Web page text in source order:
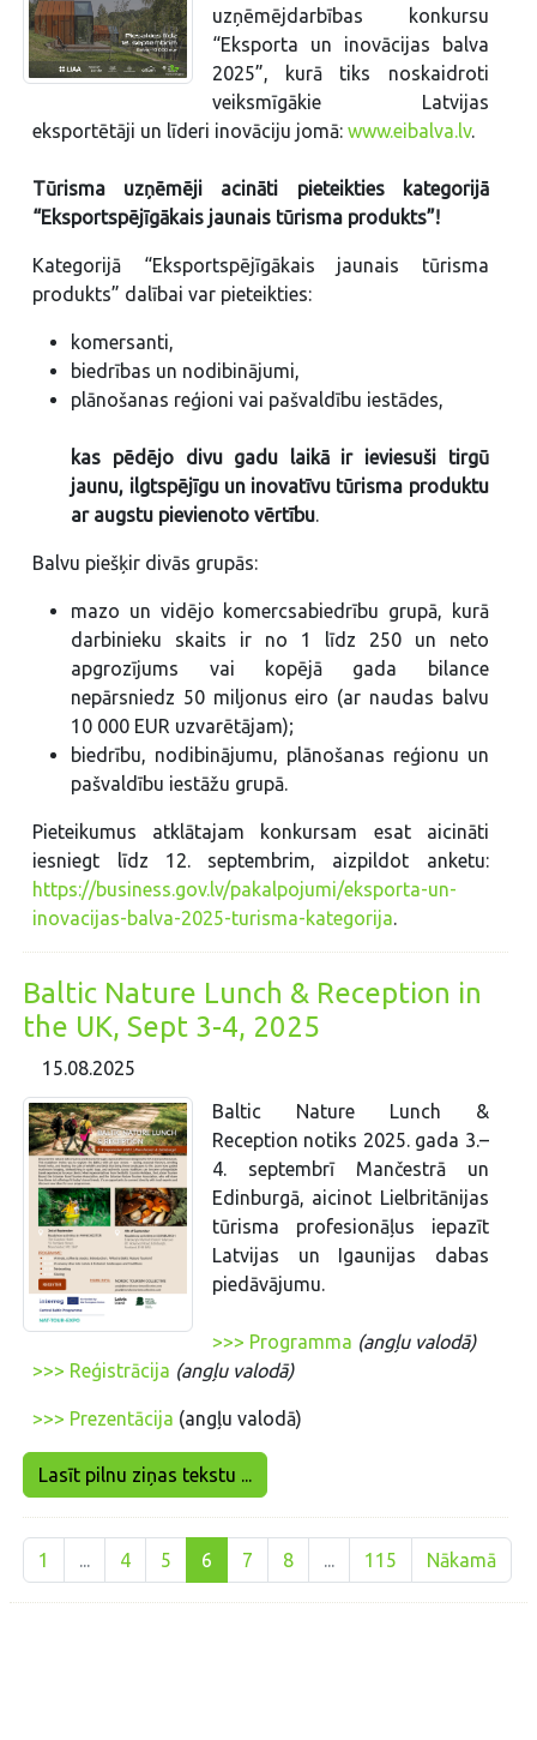
uzņēmējdarbības konkursu
“Eksporta un inovācijas balva
2025”, kurā tiks noskaidroti
veiksmīgākie Latvijas
eksportētāji un līderi inovāciju jomā:www.eibalva.lv.
Tūrisma uzņēmēji acināti pieteikties kategorijā
“Eksportspējīgākais jaunais tūrisma produkts”!
Kategorijā “Eksportspējīgākais jaunais tūrisma
produkts” dalībai var pieteikties:
komersanti,
biedrības un nodibinājumi,
plānošanas reģioni vai pašvaldību iestādes,
kas pēdējo divu gadu laikā ir ieviesuši tirgū
jaunu, ilgtspējīgu un inovatīvu tūrisma produktu
ar augstu pievienoto vērtību.
Balvu piešķir divās grupās:
mazo un vidējo komercsabiedrību grupā, kurā
darbinieku skaits ir no 1 līdz 250 un neto
apgrozījums vai kopējā gada bilance
nepārsniedz 50 miljonus eiro (ar naudas balvu
10 000 EUR uzvarētājam);
biedrību, nodibinājumu, plānošanas reģionu un
pašvaldību iestāžu grupā.
Pieteikumus atklātajam konkursam esat aicināti
iesniegt līdz 12. septembrim, aizpildot anketu:
https://business.gov.lv/pakalpojumi/eksporta-un-
inovacijas-balva-2025-turisma-kategorija.
Baltic Nature Lunch & Reception in
the UK, Sept 3-4, 2025
15.08.2025
Baltic Nature Lunch &
Reception notiks 2025. gada 3.–
4. septembrī Mančestrā un
Edinburgā, aicinot Lielbritānijas
tūrisma profesionāļus iepazīt
Latvijas un Igaunijas dabas
piedāvājumu.
>>> Programma (angļu valodā)
>>> Reģistrācija (angļu valodā)
>>> Prezentācija (angļu valodā)
Lasīt pilnu ziņas tekstu ...
1 4 5 6 7 8 115 Nākamā